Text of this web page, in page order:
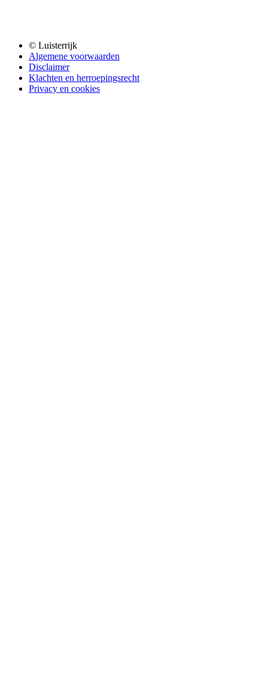
© Luisterrijk
Algemene voorwaarden
Disclaimer
Klachten en herroepingsrecht
Privacy en cookies